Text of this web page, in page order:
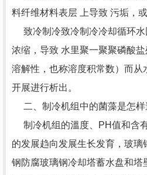
料纤维材料表层 上导致 污垢，
致冷制冷致冷制冷冷却循环水
浓缩，导致 水里聚一聚聚磷酸
溶解性，也称溶度积常数）而从
开展进行析出。
二、制冷机组中的菌藻是怎样
制冷机组的溫度、PH值和含
的发展趋向发展生长发育，玻
钢防腐玻璃钢冷却塔蓄水盘和塔